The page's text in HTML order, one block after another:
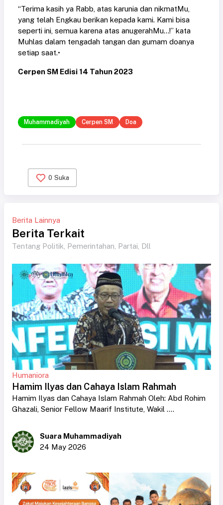
“Terima kasih ya Rabb, atas karunia dan nikmatMu,
yang telah Engkau berikan kepada kami. Kami bisa
seperti ini, semua karena atas anugerahMu...!” kata
Muhlas dalam tengadah tangan dan gumam doanya
setiap saat.•
Cerpen SM Edisi 14 Tahun 2023
Muhammadiyah Cerpen SM Doa
0 Suka
Berita Lainnya
Berita Terkait
Tentang Politik, Pemerintahan, Partai, Dll
Humaniora
Hamim Ilyas dan Cahaya Islam Rahmah
Hamim Ilyas dan Cahaya Islam Rahmah Oleh: Abd Rohim
Ghazali, Senior Fellow Maarif Institute, Wakil ....
Suara Muhammadiyah
24 May 2026